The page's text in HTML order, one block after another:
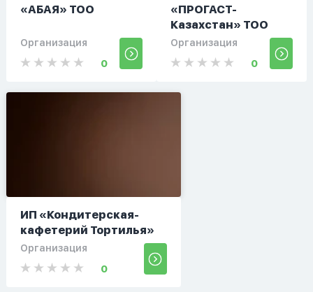
«АБАЯ» ТОО
Организация
0
«ПРОГАСТ-
Казахстан» ТОО
Организация
0
ИП «Кондитерская-
кафетерий Тортилья»
Организация
0